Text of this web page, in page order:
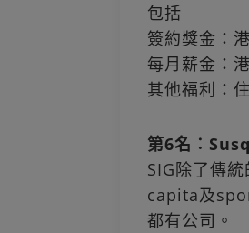
包括
簽約獎金：
每月薪金：
其他福利：
第6名
SIG除了傳
capita及
都有公司。